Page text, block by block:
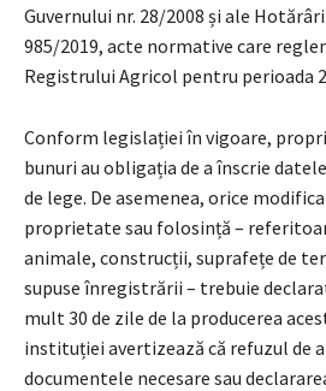
Guvernului nr. 28/2008 și ale
985/2019, acte normative care
Registrului Agricol pentru perioada
Conform legislației în vigoare,
bunuri au obligația de a înscrie
de lege. De asemenea, orice
proprietate sau folosință –
animale, construcții, suprafețe de
supuse înregistrării – trebuie
mult 30 de zile de la producerea
instituției avertizează că refuzul de
documentele necesare sau